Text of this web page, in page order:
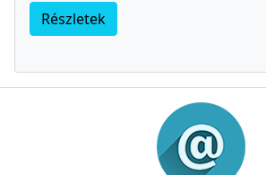
Részletek